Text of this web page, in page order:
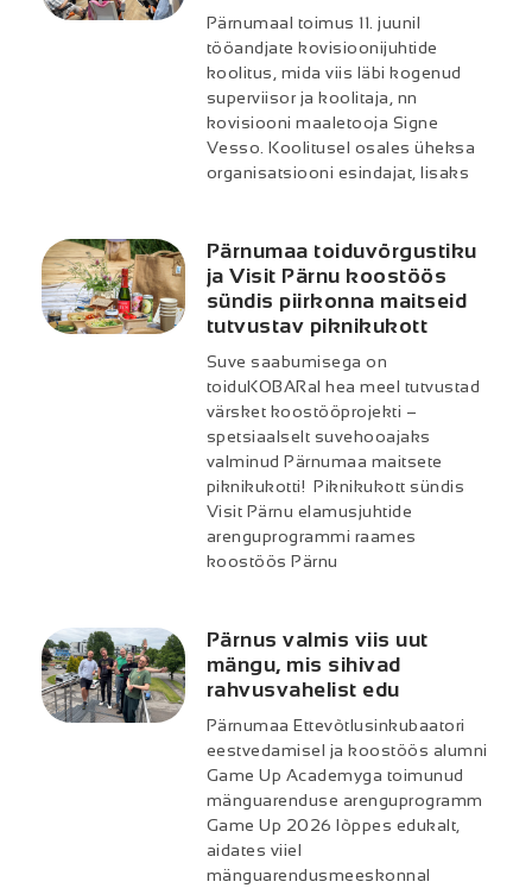
Pärnumaal toimus 11. juunil
tööandjate kovisioonijuhtide
koolitus, mida viis läbi kogenud
superviisor ja koolitaja, nn
kovisiooni maaletooja Signe
Vesso. Koolitusel osales üheksa
organisatsiooni esindajat, lisaks
Pärnumaa toiduvõrgustiku
ja Visit Pärnu koostöös
sündis piirkonna maitseid
tutvustav piknikukott
Suve saabumisega on
toiduKOBARal hea meel tutvustad
värsket koostööprojekti –
spetsiaalselt suvehooajaks
valminud Pärnumaa maitsete
piknikukotti! Piknikukott sündis
Visit Pärnu elamusjuhtide
arenguprogrammi raames
koostöös Pärnu
Pärnus valmis viis uut
mängu, mis sihivad
rahvusvahelist edu
Pärnumaa Ettevõtlusinkubaatori
eestvedamisel ja koostöös alumni
Game Up Academyga toimunud
mänguarenduse arenguprogramm
Game Up 2026 lõppes edukalt,
aidates viiel
mänguarendusmeeskonnal